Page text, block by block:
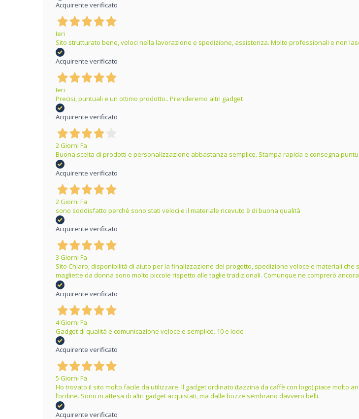
Acquirente verificato
Ieri
Sito strutturato bene, veloci nella lavorazione e spedizione, assistenza. Molto professionali e non
Acquirente verificato
Ieri
Precisi, puntuali e un ottimo prodotto.. Prenderemo altri gadget
Acquirente verificato
2 Giorni Fa
Buona scelta di prodotti e personalizzazione abbastanza semplice. Stampa rapida e consegna
Acquirente verificato
2 Giorni Fa
sono soddisfatto perchè sono stati veloci e il materiale ricevuto è di buona qualità
Acquirente verificato
3 Giorni Fa
Sito Chiaro, disponibilità di aiuto per la finalizzazione del progetto, spedizione veloce e materiali
magliette da donna sono molto piccole rispetto alle taglie tradizionali. Comunque ne comprerò
Acquirente verificato
4 Giorni Fa
Gadget di qualità e comunicazione veloce e semplice. 10 e lode
Acquirente verificato
5 Giorni Fa
Ho trovato il sito molto facile da utilizzare. Il gadget ordinato (tazzina da caffè con logo) piace molto
l’ordine. Sono in attesa di altri gadget acquistati, ma dalle bozze sembrano davvero belli.
Acquirente verificato